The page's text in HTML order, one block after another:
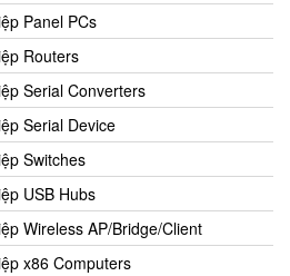
Panel PCs
Routers
Serial Converters
Serial Device
Switches
USB Hubs
Wireless AP/Bridge/Client
x86 Computers